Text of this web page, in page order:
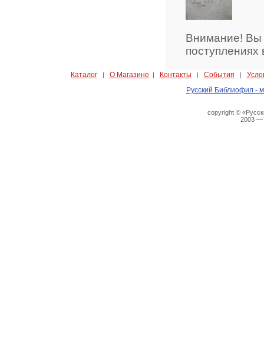
Внимание! Вы
Каталог| О Магазине | Контакты | События |
Русский Библиофил -
copyright ©
2003 —